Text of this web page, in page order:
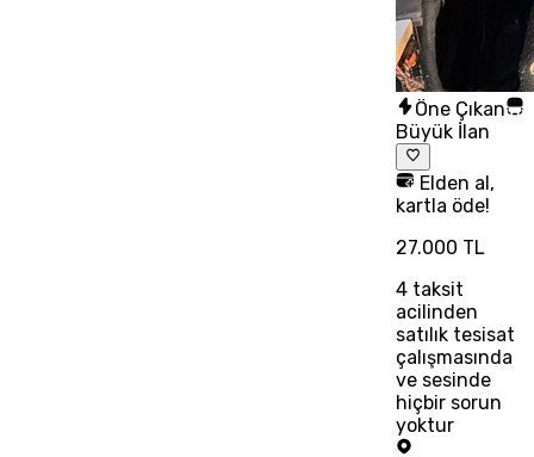
Öne Çıkan
Büyük İlan
Elden al,
kartla öde!
27.000 TL
4taksit
acilinden
satılık tesisat
çalışmasında
ve sesinde
hiçbir sorun
yoktur